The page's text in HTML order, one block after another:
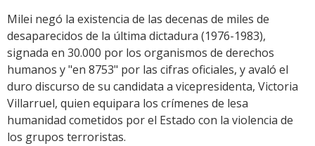
Milei negó la existencia de las decenas de miles de
desaparecidos de la última dictadura (1976-1983),
signada en 30.000 por los organismos de derechos
humanos y "en 8753" por las cifras oficiales, y avaló el
duro discurso de su candidata a vicepresidenta, Victoria
Villarruel, quien equipara los crímenes de lesa
humanidad cometidos por el Estado con la violencia de
los grupos terroristas.